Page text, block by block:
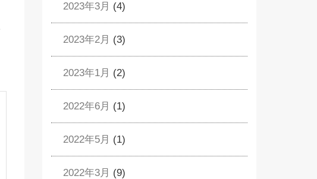
2023年3月 (4)
2023年2月 (3)
2023年1月 (2)
2022年6月 (1)
2022年5月 (1)
2022年3月 (9)